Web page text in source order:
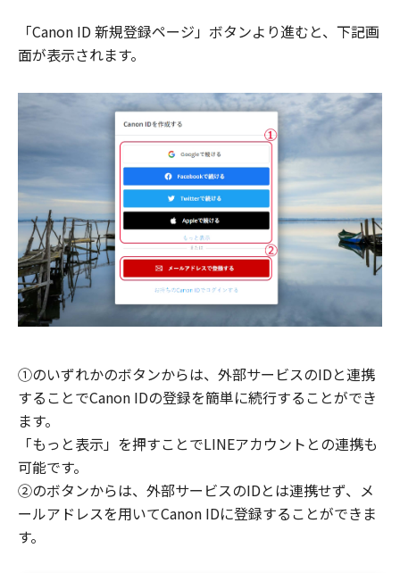
「Canon ID 新規登録ページ」ボタンより進むと、下記画
面が表示されます。
①のいずれかのボタンからは、外部サービスのIDと連携
することでCanon IDの登録を簡単に続行することができ
ます。
「もっと表示」を押すことでLINEアカウントとの連携も
可能です。
②のボタンからは、外部サービスのIDとは連携せず、メ
ールアドレスを用いてCanon IDに登録することができま
す。